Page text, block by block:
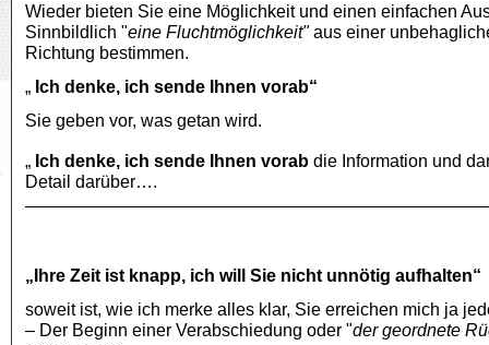
Wieder bieten Sie eine Möglichkeit und einen einfachen
Sinnbildlich "eine Fluchtmöglichkeit"aus einer
Richtung bestimmen.
„ Ich denke, ich sende Ihnen vorab“
Sie geben vor, was getan wird.
„ Ich denke, ich sende Ihnen vorab die Information und
Detail darüber….
„Ihre Zeit ist knapp, ich will Sie nicht unnötig aufhalten“
soweit ist, wie ich merke alles klar, Sie erreichen mich ja
– Der Beginn einer Verabschiedung oder "der geordnete